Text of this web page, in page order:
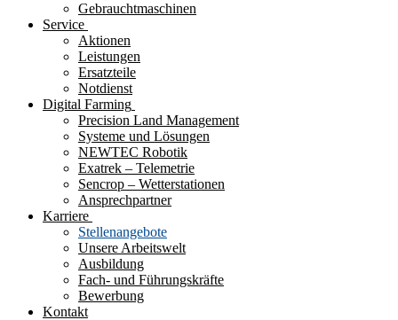
Gebrauchtmaschinen
Service
Aktionen
Leistungen
Ersatzteile
Notdienst
Digital Farming
Precision Land Management
Systeme und Lösungen
NEWTEC Robotik
Exatrek – Telemetrie
Sencrop – Wetterstationen
Ansprechpartner
Karriere
Stellenangebote
Unsere Arbeitswelt
Ausbildung
Fach- und Führungskräfte
Bewerbung
Kontakt